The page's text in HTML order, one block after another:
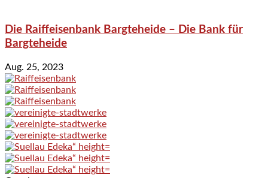
Die Raiffeisenbank Bargteheide – Die Bank für
Bargteheide
Aug. 25, 2023